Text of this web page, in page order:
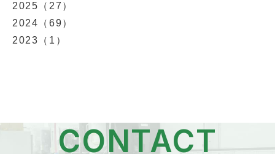
2025（27）
2024（69）
2023（1）
CONTACT